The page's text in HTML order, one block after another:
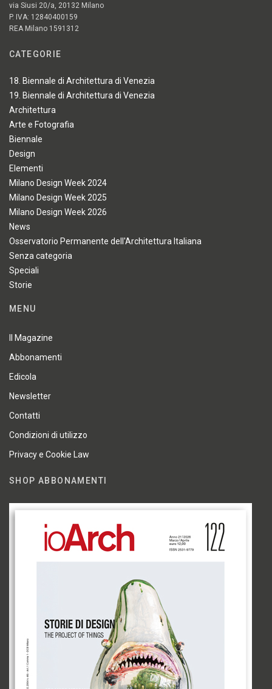
via Siusi 20/a, 20132 Milano
P. IVA: 12840400159
REA Milano 1591312
CATEGORIE
18. Biennale di Architettura di Venezia
19. Biennale di Architettura di Venezia
Architettura
Arte e Fotografia
Biennale
Design
Elementi
Milano Design Week 2024
Milano Design Week 2025
Milano Design Week 2026
News
Osservatorio Permanente dell'Architettura Italiana
Senza categoria
Speciali
Storie
MENU
Il Magazine
Abbonamenti
Edicola
Newsletter
Contatti
Condizioni di utilizzo
Privacy e Cookie Law
SHOP ABBONAMENTI